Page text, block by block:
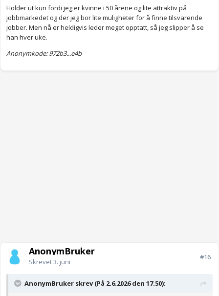
Holder ut kun fordi jeg er kvinne i 50 årene og lite attraktiv på
jobbmarkedet og der jeg bor lite muligheter for å finne tilsvarende
jobber. Men nå er heldigvis leder meget opptatt, så jeg slipper å se
han hver uke.
Anonymkode: 972b3...e4b
AnonymBruker
Skrevet3. juni
#16
AnonymBruker skrev (På 2.6.2026 den 17.50):